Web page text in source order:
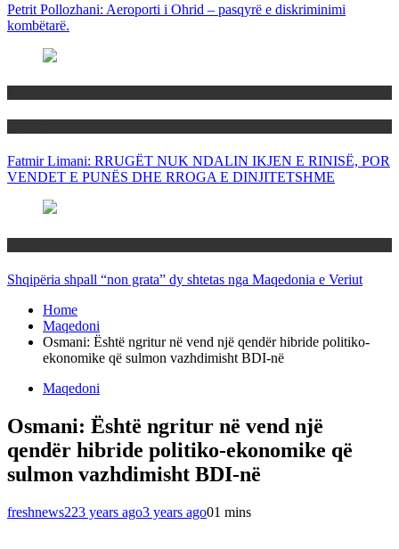
Petrit Pollozhani: Aeroporti i Ohrid – pasqyrë e diskriminimi
kombëtarë.
Fatmir Limani: RRUGËT NUK NDALIN IKJEN E RINISË, POR
VENDET E PUNËS DHE RROGA E DINJITETSHME
Shqipëria shpall “non grata” dy shtetas nga Maqedonia e Veriut
Home
Maqedoni
Osmani: Është ngritur në vend një qendër hibride politiko-
ekonomike që sulmon vazhdimisht BDI-në
Maqedoni
Osmani: Është ngritur në vend një
qendër hibride politiko-ekonomike që
sulmon vazhdimisht BDI-në
freshnews223 years ago3 years ago01 mins